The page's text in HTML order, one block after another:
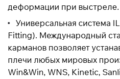
деформации при выстреле.
Универсальная система
Fitting). Международный
карманов позволяет
плечи любых мировых
Win&Win, WNS, Kinetic,